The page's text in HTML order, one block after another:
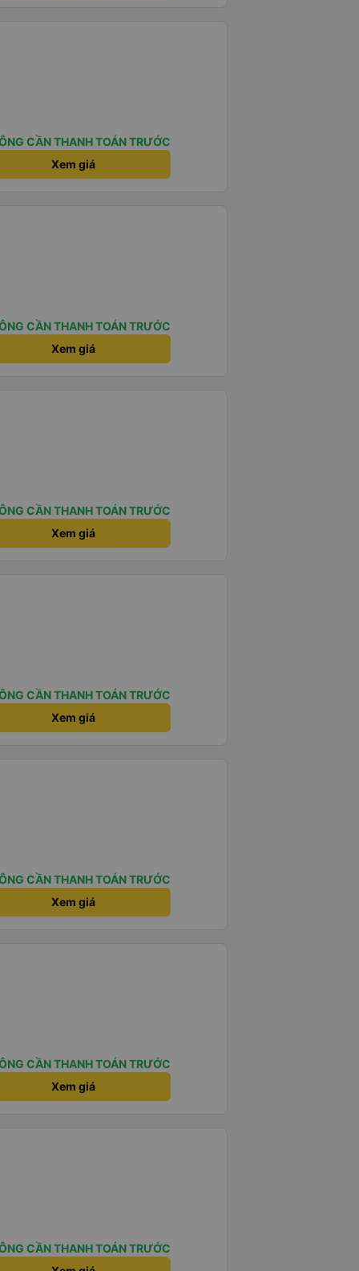
CẦN THANH TOÁN TRƯỚC
Xem giá
CẦN THANH TOÁN TRƯỚC
Xem giá
CẦN THANH TOÁN TRƯỚC
Xem giá
CẦN THANH TOÁN TRƯỚC
Xem giá
CẦN THANH TOÁN TRƯỚC
Xem giá
CẦN THANH TOÁN TRƯỚC
Xem giá
CẦN THANH TOÁN TRƯỚC